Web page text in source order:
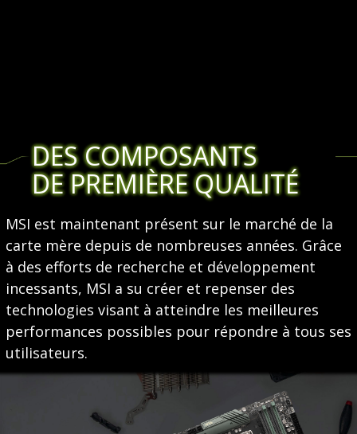
DES COMPOSANTS
DE PREMIÈRE QUALITÉ
MSI est maintenant présent sur le marché de la
carte mère depuis de nombreuses années. Grâce
à des efforts de recherche et développement
incessants, MSI a su créer et repenser des
technologies visant à atteindre les meilleures
performances possibles pour répondre à tous ses
utilisateurs.